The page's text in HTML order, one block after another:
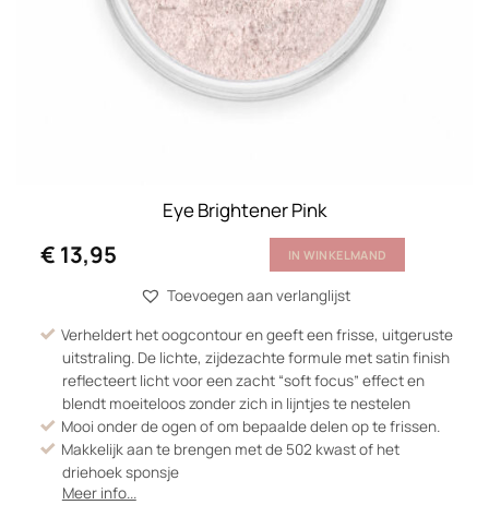
Eye Brightener Pink
€ 13,95 IN WINKELMAND
Toevoegen aan verlanglijst
Verheldert het oogcontour en geeft een frisse, uitgeruste
uitstraling. De lichte, zijdezachte formule met satin finish
reflecteert licht voor een zacht “soft focus” effect en
blendt moeiteloos zonder zich in lijntjes te nestelen
Mooi onder de ogen of om bepaalde delen op te frissen.
Makkelijk aan te brengen met de 502 kwast of het
driehoek sponsje
Meer info...